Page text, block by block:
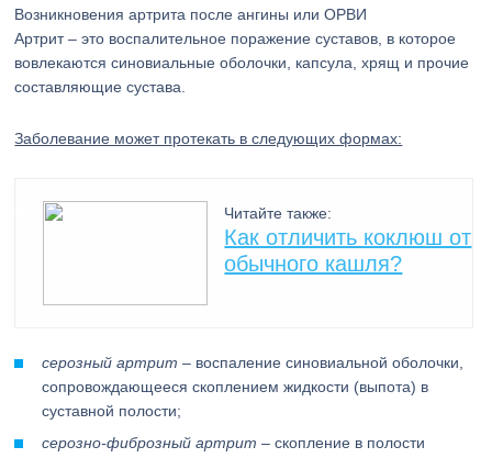
Возникновения артрита после ангины или ОРВИ
Артрит – это воспалительное поражение суставов, в которое
вовлекаются синовиальные оболочки, капсула, хрящ и прочие
составляющие сустава.
Заболевание может протекать в следующих формах:
Читайте также:
Как отличить коклюш от
обычного кашля?
серозный артрит – воспаление синовиальной оболочки,
сопровождающееся скоплением жидкости (выпота) в
суставной полости;
серозно-фиброзный артрит – скопление в полости